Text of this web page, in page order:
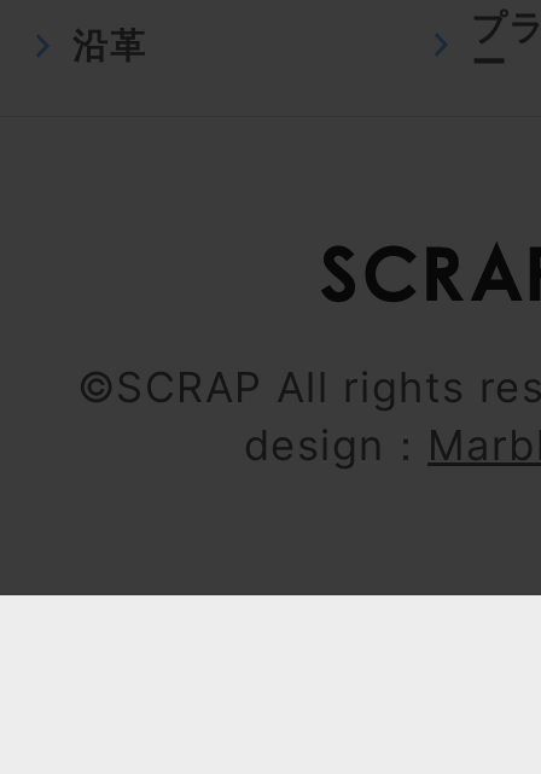
沿革
プ
ー
©SCRAP All rights
design：